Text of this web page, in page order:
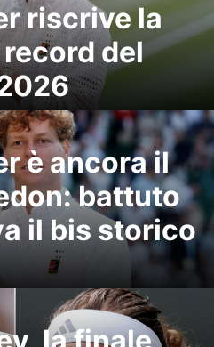
riscrive la
del
è ancora il
battuto
il bis storico